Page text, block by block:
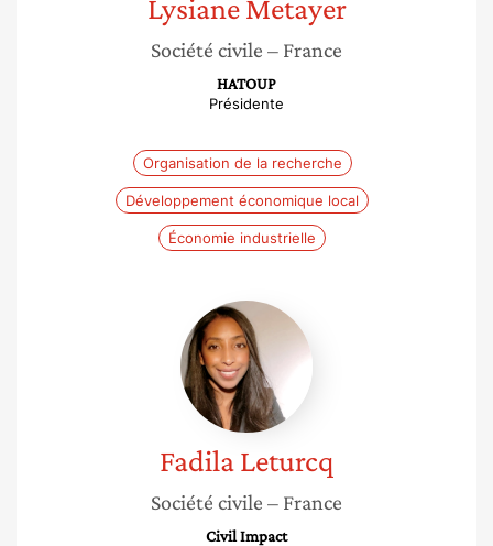
Lysiane Metayer
Société civile – France
HATOUP
Présidente
Organisation de la recherche
Développement économique local
Économie industrielle
Fadila
Leturcq
FadilaLeturcq
Société civile – France
Civil Impact